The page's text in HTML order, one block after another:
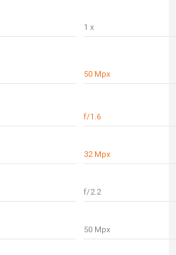
1 x
50 Mpx
f/1.6
32 Mpx
f/2.2
50 Mpx